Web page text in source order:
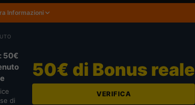
Informazioni
50€
di
50€ di Bonus reale
VERIFICA